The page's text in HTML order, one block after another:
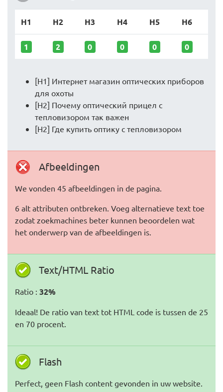
H1 H2 H3 H4 H5 H6
1 2 0 0 0 0
[H1] Интернет магазин оптических приборов
для охоты
[H2] Почему оптический прицел с
тепловизором так важен
[H2] Где купить оптику с тепловизором
Afbeeldingen
We vonden 45 afbeeldingen in de pagina.
6 alt attributen ontbreken. Voeg alternatieve text toe
zodat zoekmachines beter kunnen beoordelen wat
het onderwerp van de afbeeldingen is.
Text/HTML Ratio
Ratio : 32%
Ideaal! De ratio van text tot HTML code is tussen de 25
en 70 procent.
Flash
Perfect, geen Flash content gevonden in uw website.